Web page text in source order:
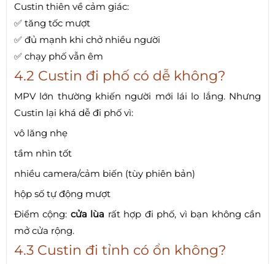
Custin thiên về cảm giác:
✅ tăng tốc mượt
✅ đủ mạnh khi chở nhiều người
✅ chạy phố vẫn êm
4.2 Custin đi phố có dễ không?
MPV lớn thường khiến người mới lái lo lắng. Nhưng
Custin lại khá dễ đi phố vì:
vô lăng nhẹ
tầm nhìn tốt
nhiều camera/cảm biến (tùy phiên bản)
hộp số tự động mượt
Điểm cộng: cửa lùa rất hợp đi phố, vì bạn không cần
mở cửa rộng.
4.3 Custin đi tỉnh có ổn không?